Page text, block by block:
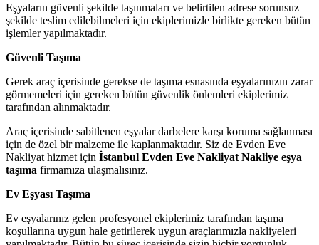
Eşyaların güvenli şekilde taşınmaları ve belirtilen adrese sorunsuz
şekilde teslim edilebilmeleri için ekiplerimizle birlikte gereken bütün
işlemler yapılmaktadır.
Güvenli Taşıma
Gerek araç içerisinde gerekse de taşıma esnasında eşyalarınızın zarar
görmemeleri için gereken bütün güvenlik önlemleri ekiplerimiz
tarafından alınmaktadır.
Araç içerisinde sabitlenen eşyalar darbelere karşı koruma sağlanması
için de özel bir malzeme ile kaplanmaktadır. Siz de Evden Eve
Nakliyat hizmet için İstanbul Evden Eve Nakliyat Nakliye eşya
taşıma firmamıza ulaşmalısınız.
Ev Eşyası Taşıma
Ev eşyalarınız gelen profesyonel ekiplerimiz tarafından taşıma
koşullarına uygun hale getirilerek uygun araçlarımızla nakliyeleri